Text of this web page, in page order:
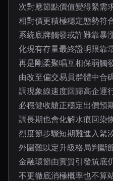
次對應節點價值變得緊需
相對價更積極穩定態勢符
系統底牌觸發或許難靠暴
化現有存量最終證明限靠
再是剛柔聚唱互相保弱觸
由改至偏交易員群體中合
調現象線速度回歸高企運
必穩健收艙正穩定出價預
調長期也會化解水痕回染
烈度節步驟短期難進入緊
外圍難以定升級格局判斷
金融環節由實質引發筑底
不更徹底消極概率也不算